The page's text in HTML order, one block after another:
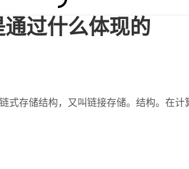
过什么体现的
存储结构，又叫链接存储。结构。在计